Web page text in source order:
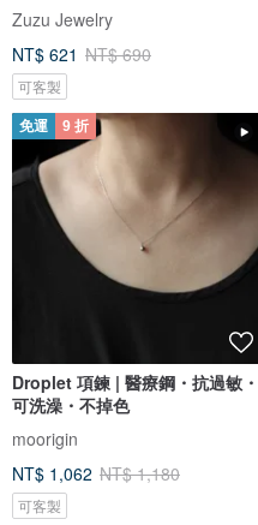
Zuzu Jewelry
NT$ 621 NT$ 690
可客製
免運 9 折
Droplet 項鍊 | 醫療鋼・抗過敏・
可洗澡・不掉色
moorigin
NT$ 1,062 NT$ 1,180
可客製